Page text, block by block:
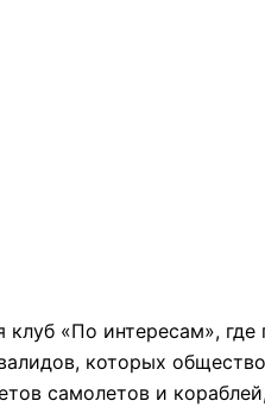
«По интересам»,
которых
самолетов и